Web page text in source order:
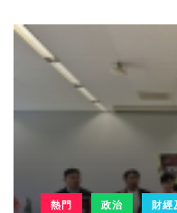
熱門 政治 財經